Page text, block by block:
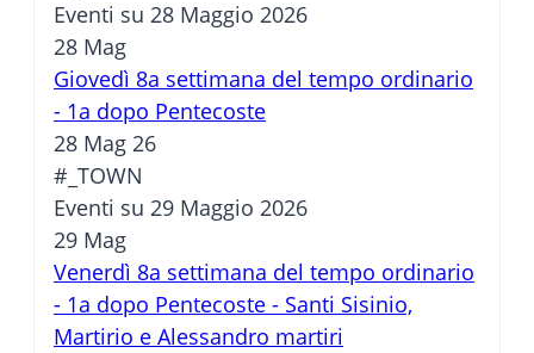
Eventi su 28 Maggio 2026
28 Mag
Giovedì 8a settimana del tempo ordinario
- 1a dopo Pentecoste
28 Mag 26
#_TOWN
Eventi su 29 Maggio 2026
29 Mag
Venerdì 8a settimana del tempo ordinario
- 1a dopo Pentecoste - Santi Sisinio,
Martirio e Alessandro martiri